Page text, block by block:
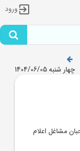
ورود
چهار شنبه 1404/06/05